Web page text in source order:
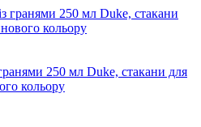
250 мл Duke, стакани для
кольору